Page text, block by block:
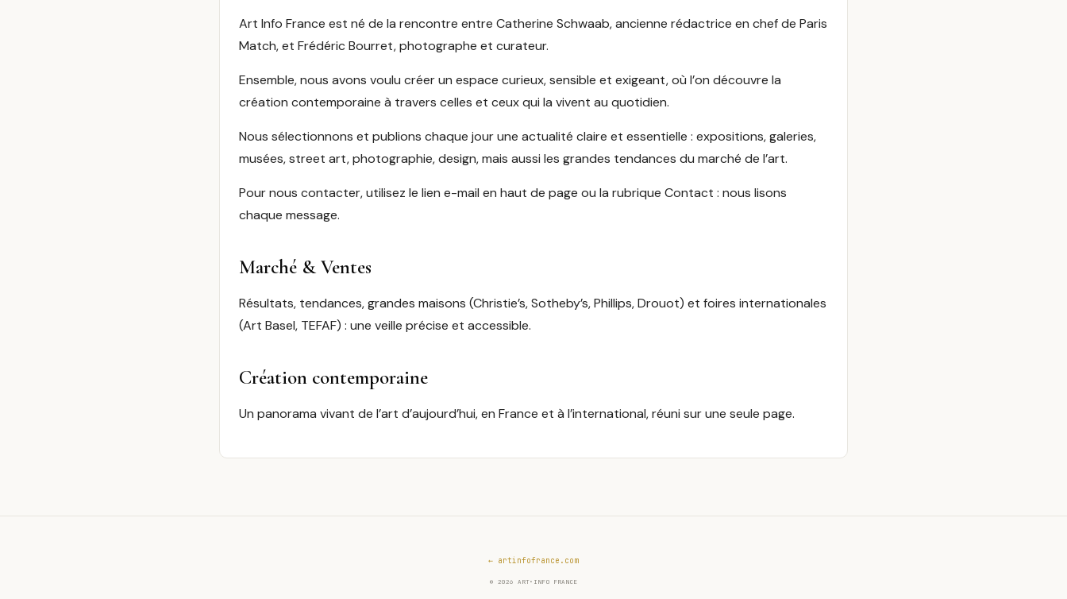
Art Info France est né de la rencontre entre Catherine Schwaab, ancienne rédactrice en chef de Paris
Match, et Frédéric Bourret, photographe et curateur.
Ensemble, nous avons voulu créer un espace curieux, sensible et exigeant, où l’on découvre la
création contemporaine à travers celles et ceux qui la vivent au quotidien.
Nous sélectionnons et publions chaque jour une actualité claire et essentielle : expositions, galeries,
musées, street art, photographie, design, mais aussi les grandes tendances du marché de l’art.
Pour nous contacter, utilisez le lien e-mail en haut de page ou la rubrique Contact : nous lisons
chaque message.
Marché & Ventes
Résultats, tendances, grandes maisons (Christie’s, Sotheby’s, Phillips, Drouot) et foires internationales
(Art Basel, TEFAF) : une veille précise et accessible.
Création contemporaine
Un panorama vivant de l’art d’aujourd’hui, en France et à l’international, réuni sur une seule page.
← artinfofrance.com
© 2026 ART•INFO FRANCE